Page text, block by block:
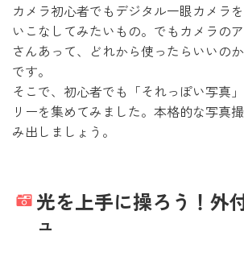
カメラ初心者でもデジタル一眼カメラ
いこなしてみたいもの。 でもカメラの
さんあって、どれから使ったらいいの
です。
そこで、初心者でも「それっぽい写真
リーを集めてみました。 本格的な写真
み出しましょう。
光を上手に操ろう！外
ュ